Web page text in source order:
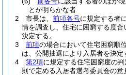
とが明らかな者
2
市長は、 前項各号に規定する者
情を調査し、住宅に困窮する度
決定する。
3
前項の場合において住宅困窮順
は、公開抽選により入居者を決定
4
第2項に規定する住宅困窮度の
則で定める入居者選考委員会の意